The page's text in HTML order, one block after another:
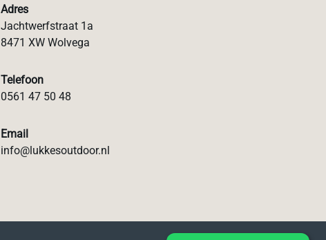
Adres
Jachtwerfstraat 1a
8471 XW Wolvega
Telefoon
0561 47 50 48
Email
info@lukkesoutdoor.nl